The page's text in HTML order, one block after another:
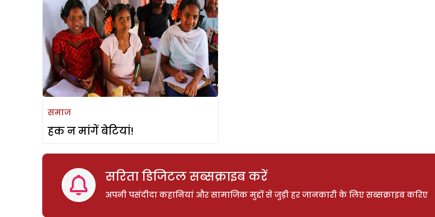
समाज
हक न मांगें बेटियां!
सरिता डिजिटल सब्सक्राइब करें
अपनी पसंदीदा कहानियां और सामाजिक मुद्दों से जुड़ी हर जानकारी के लिए सब्सक्राइब करिए